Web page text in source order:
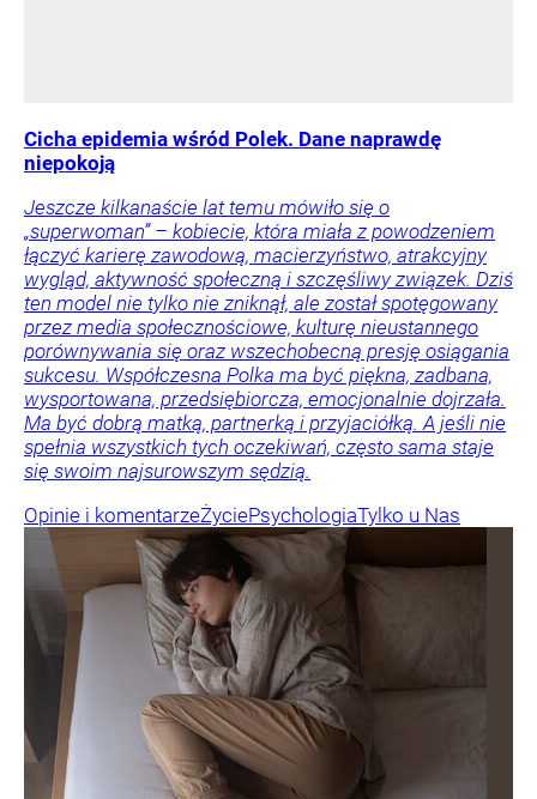
Cicha epidemia wśród Polek. Dane naprawdę
niepokoją
Jeszcze kilkanaście lat temu mówiło się o
„superwoman” – kobiecie, która miała z powodzeniem
łączyć karierę zawodową, macierzyństwo, atrakcyjny
wygląd, aktywność społeczną i szczęśliwy związek. Dziś
ten model nie tylko nie zniknął, ale został spotęgowany
przez media społecznościowe, kulturę nieustannego
porównywania się oraz wszechobecną presję osiągania
sukcesu. Współczesna Polka ma być piękna, zadbana,
wysportowana, przedsiębiorcza, emocjonalnie dojrzała.
Ma być dobrą matką, partnerką i przyjaciółką. A jeśli nie
spełnia wszystkich tych oczekiwań, często sama staje
się swoim najsurowszym sędzią.
Opinie i komentarzeŻyciePsychologiaTylko u Nas